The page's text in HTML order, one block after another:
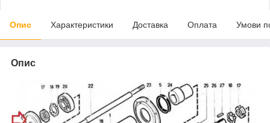
Опис Характеристики Доставка Оплата Умови
Опис